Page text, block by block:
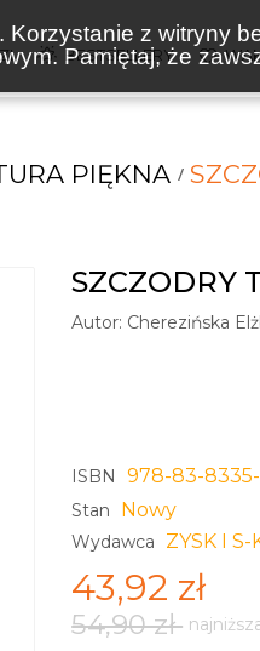
z witryny
Pamiętaj, że
BESTSELLERY
PIĘKNA
SZCZODRY
Autor: Cherezińska
ISBN 978-83-
Stan Nowy
Wydawca ZYSK I S-
43,92 zł
54,90 zł